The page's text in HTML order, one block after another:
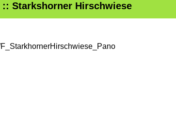
:: Starkshorner Hirschwiese